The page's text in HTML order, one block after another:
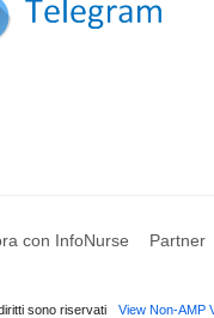
con InfoNurse Partner
sono riservati View Non-AMP